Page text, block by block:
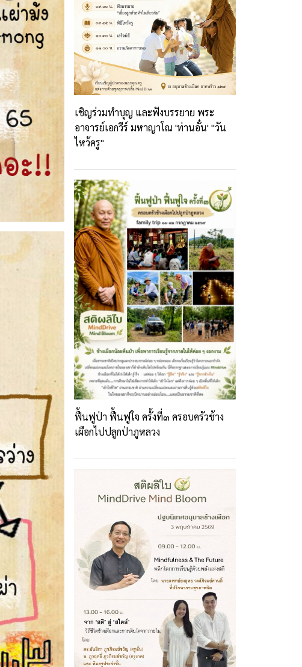
เชิญร่วมทำบุญ และฟังบรรยาย พระ
อาจารย์เอกวีร์ มหาญาโณ 'ท่านอั๋น' "วัน
ไหว้ครู"
ฟื้นฟูป่า ฟื้นฟูใจ ครั้งที่๓ ครอบครัวช้าง
เผือกไปปลูกป่าภูหลวง